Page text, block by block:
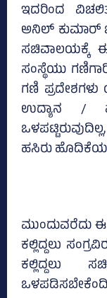
ಇದರಿಂದ
ಅನಿಲ್ ಕುಮಾರ್
ಸಚಿವಾಲಯಕ್ಕೆ ಈ
ಸಂಸ್ಥೆಯು
ಗಣಿ
ಉದ್ಯಾನ /
ಹಸಿರು
ಮುಂದುವರೆದು ಈ
ಕಲ್ಲಿದ್ದಲು
ಕಲ್ಲಿದ್ದಲು